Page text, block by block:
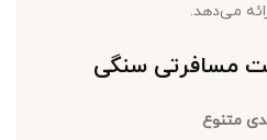
می‌دهد.
مسافرتی سنگی